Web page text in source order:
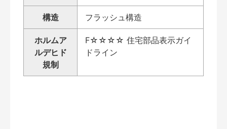
構造 フラッシュ構造
ホルムア
ルデヒド
規制
F☆☆☆☆ 住宅部品表示ガイ
ドライン